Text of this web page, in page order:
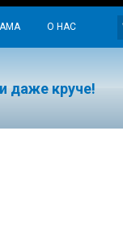
О НАС
даже круче!